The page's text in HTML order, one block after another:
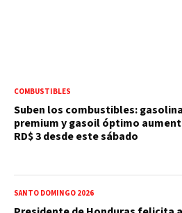
COMBUSTIBLES
Suben los combustibles: gasolina
premium y gasoil óptimo
RD$ 3 desde este sábado
SANTO DOMINGO 2026